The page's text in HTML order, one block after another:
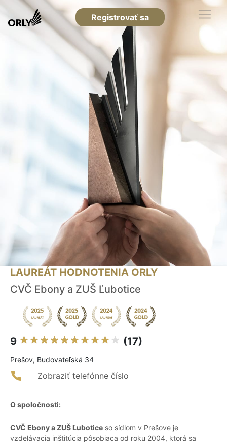
Registrovať sa
LAUREÁT HODNOTENIA ORLY
CVČ Ebony a ZUŠ Ľubotice
9 (17)
Prešov, Budovateľská 34
Zobraziť telefónne číslo
O spoločnosti:
CVČ Ebony a ZUŠ Ľubotice so sídlom v Prešove je
vzdelávacia inštitúcia pôsobiaca od roku 2004, ktorá sa